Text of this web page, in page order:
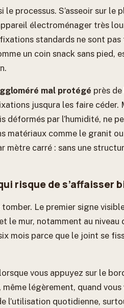
le processus. S’asseoir sur le
électroménager très
standards ne sont
un coin snack sans pied,
mal protégé près de
jusqura les faire céder.
déformés par l’humidité, ne
matériaux comme le granit
mètre carré : sans une
risque de s’affaisser
Le premier signe
le mur, notamment au niveau
mois parce que le joint se
lorsque vous appuyez sur le
légèrement, quand vous
l’utilisation quotidienne,